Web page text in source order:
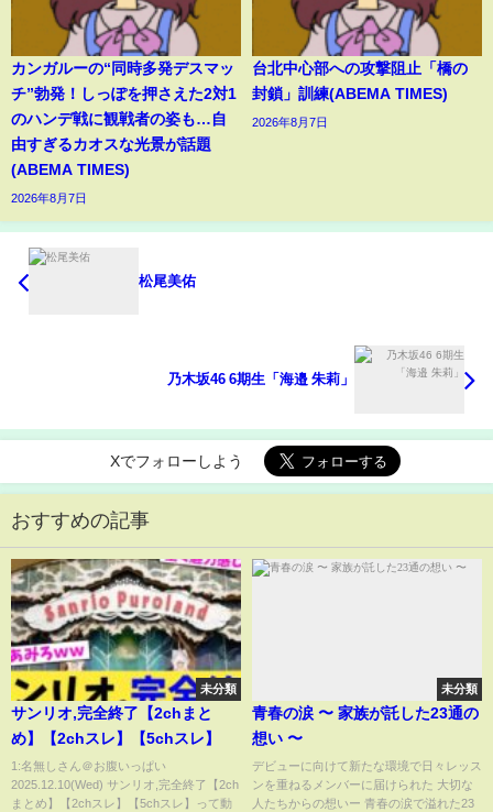
カンガルーの“同時多発デスマッ
チ”勃発！しっぽを押さえた2対1
のハンデ戦に観戦者の姿も…自
由すぎるカオスな光景が話題
(ABEMA TIMES)
2026年8月7日
台北中心部への攻撃阻止「橋の
封鎖」訓練(ABEMA TIMES)
2026年8月7日
松尾美佑
乃木坂46 6期生「海邉 朱莉」
Xでフォローしよう
おすすめの記事
未分類
サンリオ,完全終了【2chまと
め】【2chスレ】【5chスレ】
1:名無しさん＠お腹いっぱい
2025.12.10(Wed) サンリオ,完全終了【2ch
まとめ】【2chスレ】【5chスレ】って動
未分類
青春の涙 〜 家族が託した23通の
想い 〜
デビューに向けて新たな環境で日々レッス
ンを重ねるメンバーに届けられた 大切な
人たちからの想いー 青春の涙で溢れた23